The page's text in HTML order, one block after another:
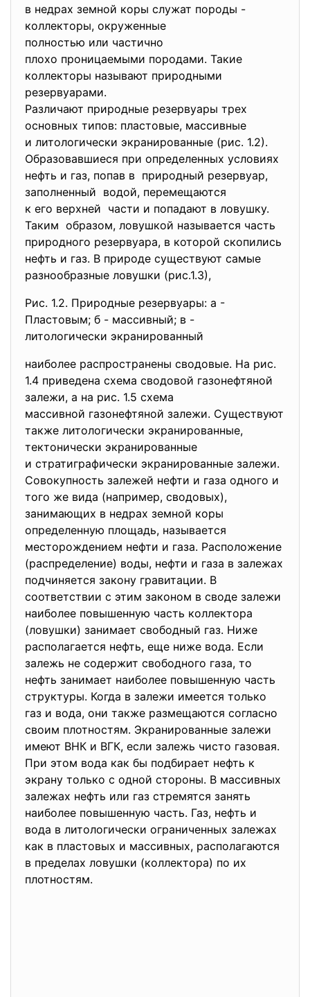
в недрах земной коры служат породы -
коллекторы, окруженные
полностью или частично
плохо проницаемыми породами. Такие
коллекторы называют природными
резервуарами.
Различают природные резервуары трех
основных типов: пластовые, массивные
и литологически экранированные (рис. 1.2).
Образовавшиеся при определенных условиях
нефть и газ, попав в природный резервуар,
заполненный водой, перемещаются
к его верхней части и попадают в ловушку.
Таким образом, ловушкой называется часть
природного резервуара, в которой скопились
нефть и газ. В природе существуют самые
разнообразные ловушки (рис.1.3),
Рис. 1.2. Природные резервуары: а -
Пластовым; б - массивный; в -
литологически экранированный
наиболее распространены сводовые. На рис.
1.4 приведена схема сводовой газонефтяной
залежи, а на рис. 1.5 схема
массивной газонефтяной залежи. Существуют
также литологически экранированные,
тектонически экранированные
и стратиграфически экранированные залежи.
Совокупность залежей нефти и газа одного и
того же вида (например, сводовых),
занимающих в недрах земной коры
определенную площадь, называется
месторождением нефти и газа. Расположение
(распределение) воды, нефти и газа в залежах
подчиняется закону гравитации. В
соответствии с этим законом в своде залежи
наиболее повышенную часть коллектора
(ловушки) занимает свободный газ. Ниже
располагается нефть, еще ниже вода. Если
залежь не содержит свободного газа, то
нефть занимает наиболее повышенную часть
структуры. Когда в залежи имеется только
газ и вода, они также размещаются согласно
своим плотностям. Экранированные залежи
имеют ВНК и ВГК, если залежь чисто газовая.
При этом вода как бы подбирает нефть к
экрану только с одной стороны. В массивных
залежах нефть или газ стремятся занять
наиболее повышенную часть. Газ, нефть и
вода в литологически ограниченных залежах
как в пластовых и массивных, располагаются
в пределах ловушки (коллектора) по их
плотностям.